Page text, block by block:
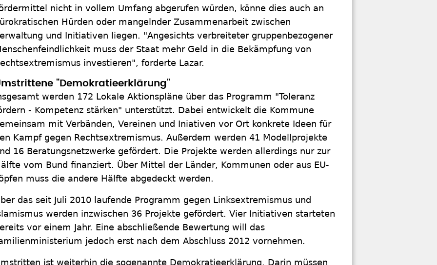
nicht in vollem Umfang abgerufen würden, könne dies auch an
Hürden oder mangelnder Zusammenarbeit zwischen
und Initiativen liegen. "Angesichts verbreiteter gruppenbezogener
muss der Staat mehr Geld in die Bekämpfung von
investieren", forderte Lazar.
"Demokratieerklärung"
werden 172 Lokale Aktionspläne über das Programm "Toleranz
- Kompetenz stärken" unterstützt. Dabei entwickelt die Kommune
mit Verbänden, Vereinen und Iniativen vor Ort konkrete Ideen für
Kampf gegen Rechtsextremismus. Außerdem werden 41 Modellprojekte
16 Beratungsnetzwerke gefördert. Die Projekte werden allerdings nur zur
vom Bund finanziert. Über Mittel der Länder, Kommunen oder aus EU-
muss die andere Hälfte abgedeckt werden.
das seit Juli 2010 laufende Programm gegen Linksextremismus und
werden inzwischen 36 Projekte gefördert. Vier Initiativen starteten
vor einem Jahr. Eine abschließende Bewertung will das
jedoch erst nach dem Abschluss 2012 vornehmen.
ist weiterhin die sogenannte Demokratieerklärung. Darin müssen